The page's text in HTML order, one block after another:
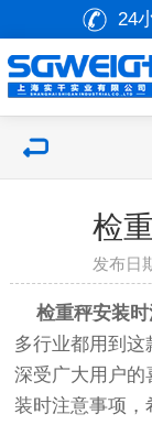
24
检
发布日
检重秤安装时
多行业都用到这
深受广大用户的
装时注意事项，